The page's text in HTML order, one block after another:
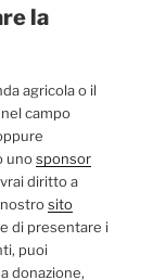
la
agricola o il
campo
unosponsor
diritto a
sito
di presentare i
puoi
donazione,